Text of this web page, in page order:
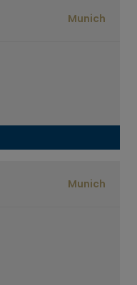
Munich
Munich